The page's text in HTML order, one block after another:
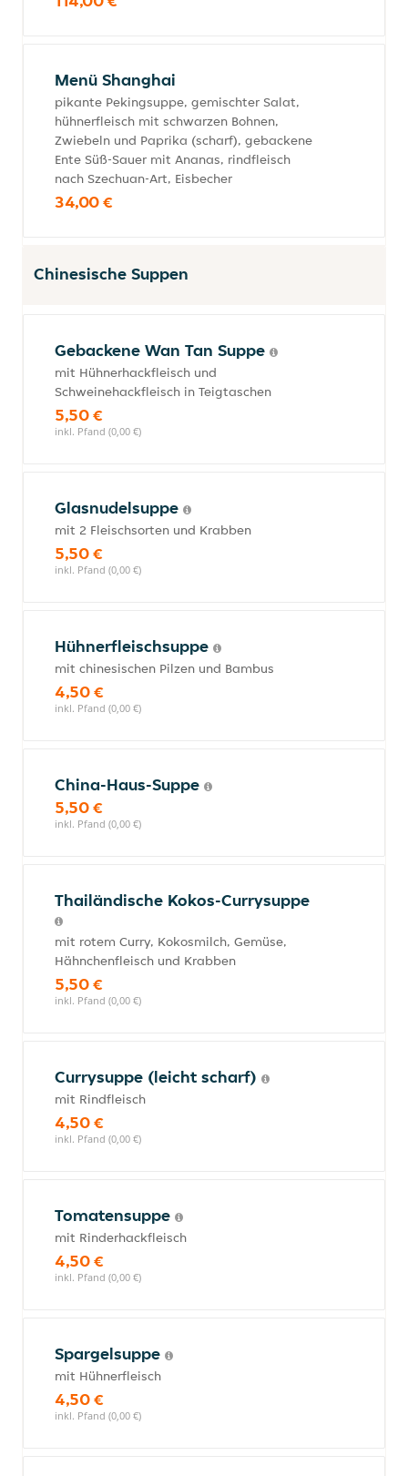
Menü Shanghai
pikante Pekingsuppe, gemischter Salat,
hühnerfleisch mit schwarzen Bohnen,
Zwiebeln und Paprika (scharf), gebackene
Ente Süß-Sauer mit Ananas, rindfleisch
nach Szechuan-Art, Eisbecher
34,00 €
Chinesische Suppen
Gebackene Wan Tan Suppe
mit Hühnerhackfleisch und
Schweinehackfleisch in Teigtaschen
5,50 €
inkl. Pfand (0,00 €)
Glasnudelsuppe
mit 2 Fleischsorten und Krabben
5,50 €
inkl. Pfand (0,00 €)
Hühnerfleischsuppe
mit chinesischen Pilzen und Bambus
4,50 €
inkl. Pfand (0,00 €)
China-Haus-Suppe
5,50 €
inkl. Pfand (0,00 €)
Thailändische Kokos-Currysuppe
mit rotem Curry, Kokosmilch, Gemüse,
Hähnchenfleisch und Krabben
5,50 €
inkl. Pfand (0,00 €)
Currysuppe (leicht scharf)
mit Rindfleisch
4,50 €
inkl. Pfand (0,00 €)
Tomatensuppe
mit Rinderhackfleisch
4,50 €
inkl. Pfand (0,00 €)
Spargelsuppe
mit Hühnerfleisch
4,50 €
inkl. Pfand (0,00 €)